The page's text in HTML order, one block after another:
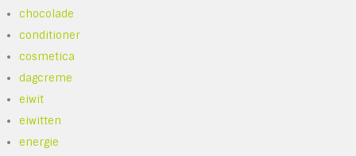
chocolade
conditioner
cosmetica
dagcreme
eiwit
eiwitten
energie